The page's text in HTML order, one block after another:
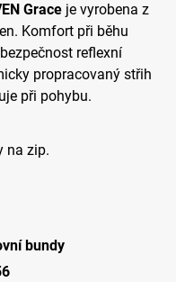
Grace je vyrobena z
Komfort při běhu
reflexní
propracovaný střih
při pohybu.
na zip.
bundy